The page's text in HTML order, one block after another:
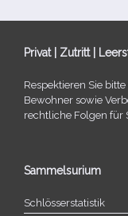
Privat | Zutritt |
Respektieren Sie
Bewohner sowie
recht­li­che Folgen für
Sammelsurium
Schlösserstatistik